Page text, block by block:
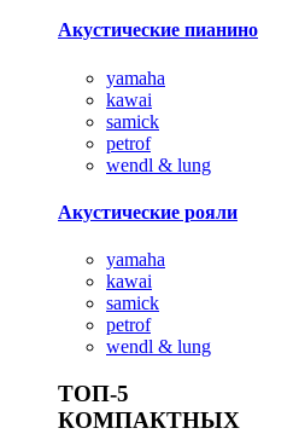
Акустические пианино
yamaha
kawai
samick
petrof
wendl & lung
Акустические рояли
yamaha
kawai
samick
petrof
wendl & lung
ТОП-5
КОМПАКТНЫХ